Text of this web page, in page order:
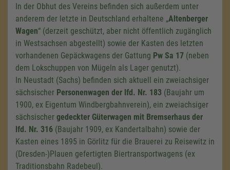
In der Obhut des Vereins befinden sich außerdem unter
anderem der letzte in Deutschland erhaltene „Altenberger
Wagen“ (derzeit geschützt, aber nicht öffentlich zugänglich
in Westsachsen abgestellt) sowie der Kasten des letzten
vorhandenen Gepäckwagens der Gattung Pw Sa 17 (neben
dem Lokschuppen von Mügeln als Lager genutzt).
In Neustadt (Sachs) befinden sich aktuell ein zweiachsiger
sächsischer Personenwagen der lfd. Nr. 183 (Baujahr um
1900, ex Eigentum Windbergbahnverein), ein zweiachsiger
sächsischer gedeckter Güterwagen mit Bremserhaus der
lfd. Nr. 316 (Baujahr 1909, ex Kandertalbahn) sowie der
Kasten eines 1895 in Görlitz für die Brauerei zu Reisewitz in
(Dresden-)Plauen gefertigten Biertransportwagens (ex
Traditionsbahn Radebeul).